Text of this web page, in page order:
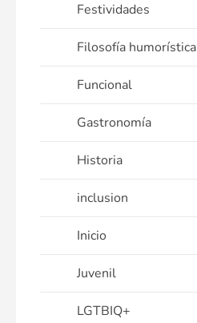
Festividades
Filosofía humorística
Funcional
Gastronomía
Historia
inclusion
Inicio
Juvenil
LGTBIQ+